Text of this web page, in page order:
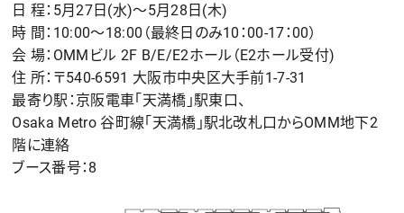
日 程：5月27日(水)〜5月28日(木)
時 間：10:00〜18:00（最終日のみ10：00-17：00）
会 場：OMMビル 2F B/E/E2ホール（E2ホール受付)
住 所：〒540-6591 大阪市中央区大手前1-7-31
最寄り駅：京阪電車「天満橋」駅東口、
Osaka Metro 谷町線「天満橋」駅北改札口からOMM地下2
階に連絡
ブース番号：8